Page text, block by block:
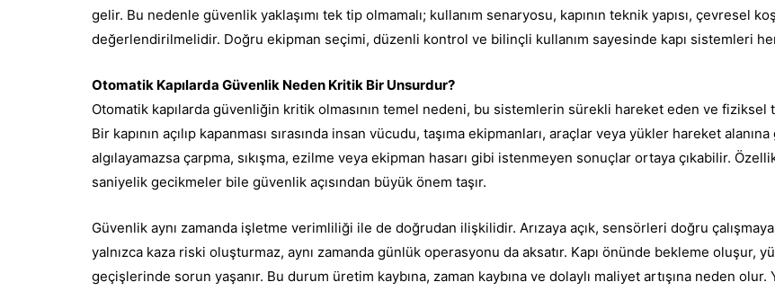
gelir. Bu nedenle güvenlik yaklaşımı tek tip olmamalı; kullanım senaryosu, kapının teknik yapısı, çevresel
değerlendirilmelidir. Doğru ekipman seçimi, düzenli kontrol ve bilinçli kullanım sayesinde kapı sistemleri
Otomatik Kapılarda Güvenlik Neden Kritik Bir Unsurdur?
Otomatik kapılarda güvenliğin kritik olmasının temel nedeni, bu sistemlerin sürekli hareket eden ve fiziksel
Bir kapının açılıp kapanması sırasında insan vücudu, taşıma ekipmanları, araçlar veya yükler hareket
algılayamazsa çarpma, sıkışma, ezilme veya ekipman hasarı gibi istenmeyen sonuçlar ortaya çıkabilir.
saniyelik gecikmeler bile güvenlik açısından büyük önem taşır.
Güvenlik aynı zamanda işletme verimliliği ile de doğrudan ilişkilidir. Arızaya açık, sensörleri doğru
yalnızca kaza riski oluşturmaz, aynı zamanda günlük operasyonu da aksatır. Kapı önünde bekleme oluşur,
geçişlerinde sorun yaşanır. Bu durum üretim kaybına, zaman kaybına ve dolaylı maliyet artışına neden